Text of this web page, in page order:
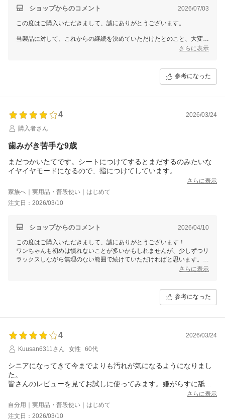
ショップからのコメント 2026/07/03
この度はご購入いただきまして、誠にありがとうございます。
当製品に対して、これからの継続を決めていただけたとのこと、大変嬉
日々の習慣として、お役立ていただけますと幸いです。
また、今回はクーポンをご活用いただきお得にお買い物がお楽しみいた
またのご利用をスタッフ一同、心よりお待ちしております。
今後とも変わらぬお引き立てを賜りますよう、よろしくお願い申し上げ
ます。
さらに表示
参考になった
4
2026/03/24
購入者さん
歯みがき苦手な9歳
まだつかいたてです。シートにつけてするとまだするのみたいな
イヤイヤモードになるので、指につけてしています。
さらに表示
家族へ｜実用品・普段使い｜はじめて
注文日：2026/03/10
ショップからのコメント 2026/04/10
この度はご購入いただきまして、誠にありがとうございます！
ワンちゃんも初めは慣れないことが多いかもしれませんが、少しずつリ
ラックスしながら無理のない範囲で続けていただければと思います。使
い続けるうちに少しずつ慣れていく子も多いですので、ぜひ継続してお
さらに表示
参考になった
4
2026/03/24
Kuusan6311さん
女性 60代
シニアになってきて今までよりも汚れが気になるようになりまし
た。
皆さんのレビューを見てお試しに使ってみます。嫌がらすに舐め
てはくれますが、汚れが落ちるかと言うところまでは謎です。
さらに表示
自分用｜実用品・普段使い｜はじめて
注文日：2026/03/10